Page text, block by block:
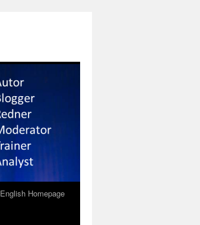
English Homepage